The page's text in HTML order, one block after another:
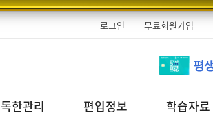
로그인 무료회원가입
독한관리 편입정보 학습자료